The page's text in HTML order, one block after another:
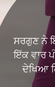
ਸਰਗੁਣ ਨੇ
ਇੱਕ ਵਾਰ
ਦੇਖਿਆ